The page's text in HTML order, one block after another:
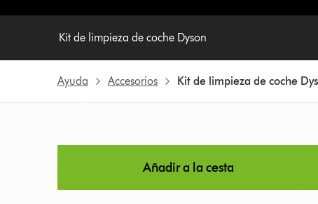
Kit de limpieza de coche Dyson
Ayuda Accesorios Kit de limpieza de coche
Añadir a la cesta